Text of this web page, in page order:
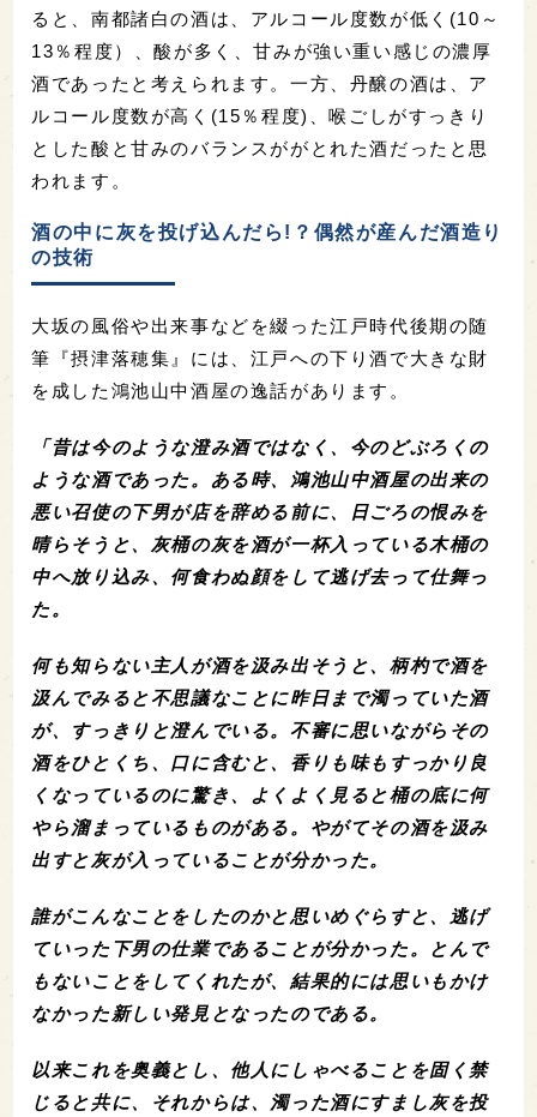
ると、南都諸白の酒は、アルコール度数が低く(10～
13％程度）、酸が多く、甘みが強い重い感じの濃厚
酒であったと考えられます。一方、丹醸の酒は、ア
ルコール度数が高く(15％程度)、喉ごしがすっきり
とした酸と甘みのバランスががとれた酒だったと思
われます。
酒の中に灰を投げ込んだら!？偶然が産んだ酒造り
の技術
大坂の風俗や出来事などを綴った江戸時代後期の随
筆『摂津落穂集』には、江戸への下り酒で大きな財
を成した鴻池山中酒屋の逸話があります。
「昔は今のような澄み酒ではなく、今のどぶろくの
ような酒であった。ある時、鴻池山中酒屋の出来の
悪い召使の下男が店を辞める前に、日ごろの恨みを
晴らそうと、灰桶の灰を酒が一杯入っている木桶の
中へ放り込み、何食わぬ顔をして逃げ去って仕舞っ
た。
何も知らない主人が酒を汲み出そうと、柄杓で酒を
汲んでみると不思議なことに昨日まで濁っていた酒
が、すっきりと澄んでいる。不審に思いながらその
酒をひとくち、口に含むと、香りも味もすっかり良
くなっているのに驚き、よくよく見ると桶の底に何
やら溜まっているものがある。やがてその酒を汲み
出すと灰が入っていることが分かった。
誰がこんなことをしたのかと思いめぐらすと、逃げ
ていった下男の仕業であることが分かった。とんで
もないことをしてくれたが、結果的には思いもかけ
なかった新しい発見となったのである。
以来これを奥義とし、他人にしゃべることを固く禁
じると共に、それからは、濁った酒にすまし灰を投